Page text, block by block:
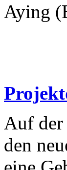
Aying
Auf der
den